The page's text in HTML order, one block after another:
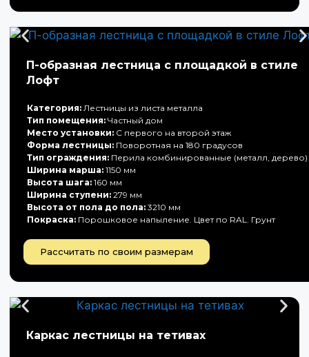
П-образная лестница с площадкой в стиле
Лофт
Категория: Лестницы из листа металла
Тип помещения: Частный дом
Место установки: С первого на второй этаж
Форма лестницы: Поворотная на 180 градусов
Тип ограждения: Перила комбинированные (металл, дерево)
Ширина марша: 1150 мм
Высота шага: 160 мм
Ширина ступени: 279 мм
Высота от пола до пола: 3210 мм
Покраска: Порошковое напыление. Цвет по RAL. Грунт
Рассчитать по своим размерам
Каркас лестницы на тетивах